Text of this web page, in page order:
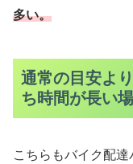
多い。
通常の目安よ
ち時間が長い
こちらもバイク配